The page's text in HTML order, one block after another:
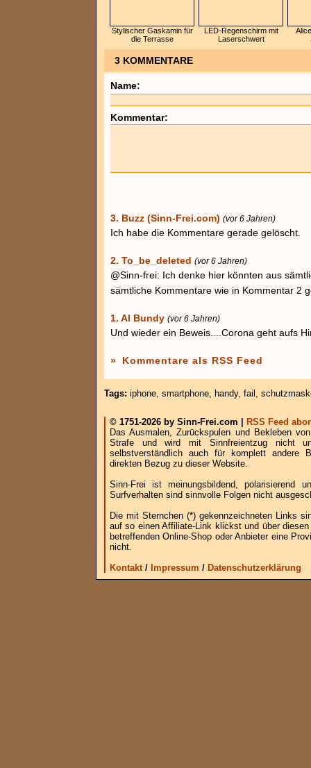
Stylischer Gaskamin für
die Terrasse
LED-Regenschirm mit
Laserschwert
3 KOMMENTARE
Name:
Kommentar:
3. Buzz (Sinn-Frei.com) (vor 6 Jahren)
Ich habe die Kommentare gerade gelöscht.
2. To_be_deleted (vor 6 Jahren)
@Sinn-frei: Ich denke hier könnten aus
sämtliche Kommentare wie in Kommentar 2
1. Al Bundy (vor 6 Jahren)
Und wieder ein Beweis....Corona geht aufs
» Kommentare als RSS Feed
Tags: iphone, smartphone, handy, fail ,
© 1751-2026 by Sinn-Frei.com |
RSS Feed
Das Ausmalen, Zurückspulen und Bekleben
Strafe und wird mit Sinnfreientzug nicht
selbstverständlich auch für komplett andere
direkten Bezug zu dieser Website.
Sinn-Frei ist meinungsbildend, polarisierend
Surfverhalten sind sinnvolle Folgen nicht
Die mit Sternchen (*) gekennzeichneten Links
auf so einen Affiliate-Link klickst und über
betreffenden Online-Shop oder Anbieter eine
nicht.
Kontakt/ Impressum / Datenschutzerklärung